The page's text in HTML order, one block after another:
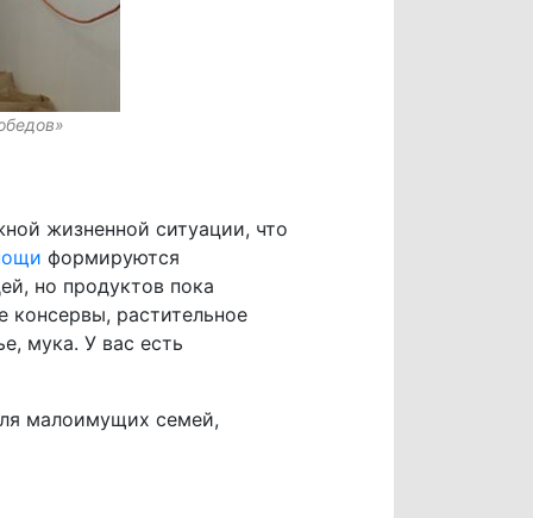
жизненной ситуации, что
формируются
но продуктов пока
консервы, растительное
мука. У вас есть
малоимущих семей,